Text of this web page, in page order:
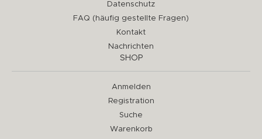
Datenschutz
FAQ (häufig gestellte Fragen)
Kontakt
Nachrichten
SHOP
Anmelden
Registration
Suche
Warenkorb